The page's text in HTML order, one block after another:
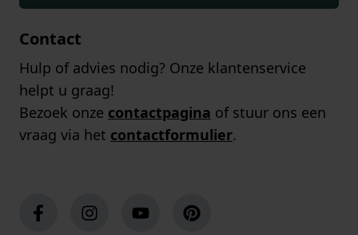
Contact
Hulp of advies nodig? Onze klantenservice
helpt u graag!
Bezoek onze contactpagina of stuur ons een
vraag via het contactformulier.